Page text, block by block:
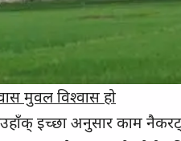
मुवल विश्‍वास हो
उहाँक्‌ इच्‍छा अनुसार काम